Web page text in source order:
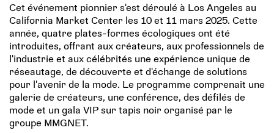
Cet événement pionnier s'est déroulé à Los Angeles au
California Market Center les 10 et 11 mars 2025. Cette
année, quatre plates-formes écologiques ont été
introduites, offrant aux créateurs, aux professionnels de
l'industrie et aux célébrités une expérience unique de
réseautage, de découverte et d'échange de solutions
pour l'avenir de la mode. Le programme comprenait une
galerie de créateurs, une conférence, des défilés de
mode et un gala VIP sur tapis noir organisé par le
groupe MMGNET.